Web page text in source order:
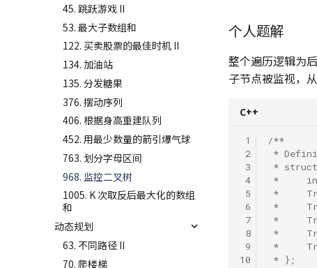
45. 跳跃游戏 II
53. 最大子数组和
122. 买卖股票的最佳时机 II
134. 加油站
135. 分发糖果
376. 摆动序列
406. 根据身高重建队列
452. 用最少数量的箭引爆气球
763. 划分字母区间
968. 监控二叉树
1005. K 次取反后最大化的数组
和
动态规划
63. 不同路径 II
70. 爬楼梯
个人题解
整个遍历逻辑为
子节点被监视，
C++
1
2
3
4
5
6
7
8
9
10
/**
*
* struct
*
*
*
*
*
*
* };